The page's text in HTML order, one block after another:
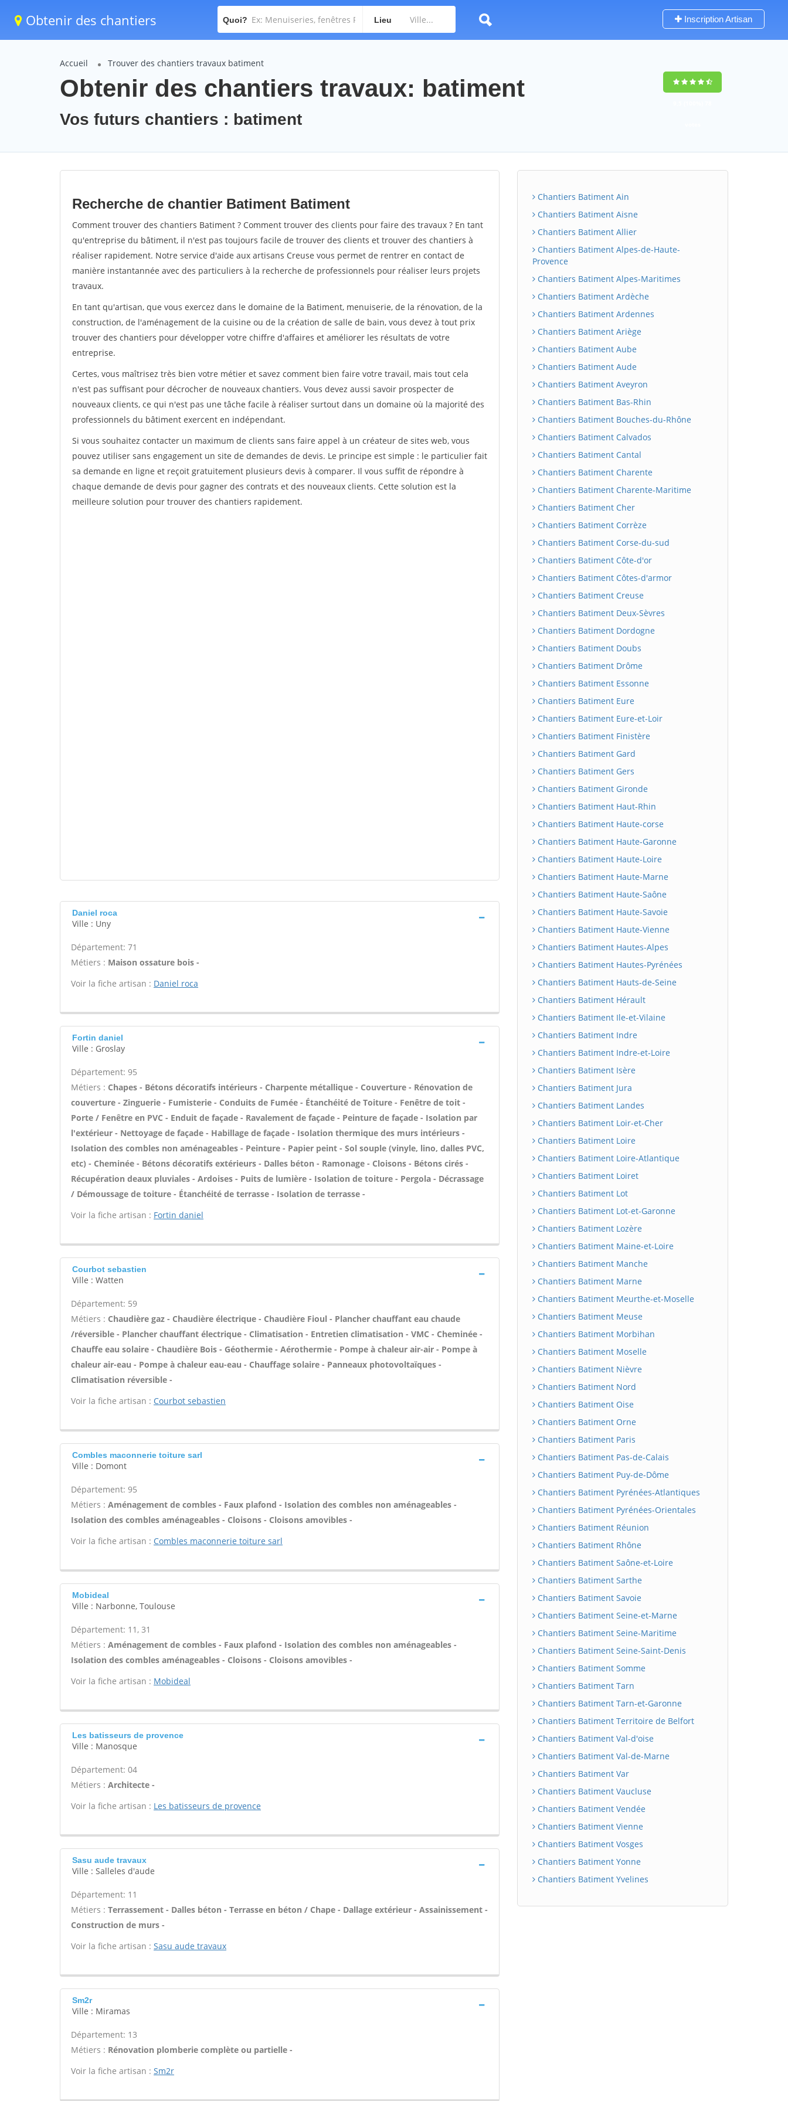
Obtenir des chantiers Quoi? Lieu Inscription Artisan
Accueil Trouver des chantiers travaux batiment
Obtenir des chantiers travaux: batiment
Vos futurs chantiers : batiment
Recherche de chantier Batiment Batiment
Comment trouver des chantiers Batiment ? Comment trouver des clients pour faire des travaux ? En tant
qu'entreprise du bâtiment, il n'est pas toujours facile de trouver des clients et trouver des chantiers à
réaliser rapidement. Notre service d'aide aux artisans Creuse vous permet de rentrer en contact de
manière instantannée avec des particuliers à la recherche de professionnels pour réaliser leurs projets
travaux.
En tant qu'artisan, que vous exercez dans le domaine de la Batiment, menuiserie, de la rénovation, de la
construction, de l'aménagement de la cuisine ou de la création de salle de bain, vous devez à tout prix
trouver des chantiers pour développer votre chiffre d'affaires et améliorer les résultats de votre
entreprise.
Certes, vous maîtrisez très bien votre métier et savez comment bien faire votre travail, mais tout cela
n'est pas suffisant pour décrocher de nouveaux chantiers. Vous devez aussi savoir prospecter de
nouveaux clients, ce qui n'est pas une tâche facile à réaliser surtout dans un domaine où la majorité des
professionnels du bâtiment exercent en indépendant.
Si vous souhaitez contacter un maximum de clients sans faire appel à un créateur de sites web, vous
pouvez utiliser sans engagement un site de demandes de devis. Le principe est simple : le particulier fait
sa demande en ligne et reçoit gratuitement plusieurs devis à comparer. Il vous suffit de répondre à
chaque demande de devis pour gagner des contrats et des nouveaux clients. Cette solution est la
meilleure solution pour trouver des chantiers rapidement.
Daniel roca
Ville : Uny
Département: 71
Métiers : Maison ossature bois -
Voir la fiche artisan : Daniel roca
Fortin daniel
Ville : Groslay
Département: 95
Métiers : Chapes - Bétons décoratifs intérieurs - Charpente métallique - Couverture - Rénovation de
couverture - Zinguerie - Fumisterie - Conduits de Fumée - Étanchéité de Toiture - Fenêtre de toit -
Porte / Fenêtre en PVC - Enduit de façade - Ravalement de façade - Peinture de façade - Isolation par
l'extérieur - Nettoyage de façade - Habillage de façade - Isolation thermique des murs intérieurs -
Isolation des combles non aménageables - Peinture - Papier peint - Sol souple (vinyle, lino, dalles PVC,
etc) - Cheminée - Bétons décoratifs extérieurs - Dalles béton - Ramonage - Cloisons - Bétons cirés -
Récupération deaux pluviales - Ardoises - Puits de lumière - Isolation de toiture - Pergola - Décrassage
/ Démoussage de toiture - Étanchéité de terrasse - Isolation de terrasse -
Voir la fiche artisan : Fortin daniel
Courbot sebastien
Ville : Watten
Département: 59
Métiers : Chaudière gaz - Chaudière électrique - Chaudière Fioul - Plancher chauffant eau chaude
/réversible - Plancher chauffant électrique - Climatisation - Entretien climatisation - VMC - Cheminée -
Chauffe eau solaire - Chaudière Bois - Géothermie - Aérothermie - Pompe à chaleur air-air - Pompe à
chaleur air-eau - Pompe à chaleur eau-eau - Chauffage solaire - Panneaux photovoltaïques -
Climatisation réversible -
Voir la fiche artisan : Courbot sebastien
Combles maconnerie toiture sarl
Ville : Domont
Département: 95
Métiers : Aménagement de combles - Faux plafond - Isolation des combles non aménageables -
Isolation des combles aménageables - Cloisons - Cloisons amovibles -
Voir la fiche artisan : Combles maconnerie toiture sarl
Mobideal
Ville : Narbonne, Toulouse
Département: 11, 31
Métiers : Aménagement de combles - Faux plafond - Isolation des combles non aménageables -
Isolation des combles aménageables - Cloisons - Cloisons amovibles -
Voir la fiche artisan : Mobideal
Les batisseurs de provence
Ville : Manosque
Département: 04
Métiers : Architecte -
Voir la fiche artisan : Les batisseurs de provence
Sasu aude travaux
Ville : Salleles d'aude
Département: 11
Métiers : Terrassement - Dalles béton - Terrasse en béton / Chape - Dallage extérieur - Assainissement -
Construction de murs -
Voir la fiche artisan : Sasu aude travaux
Sm2r
Ville : Miramas
Département: 13
Métiers : Rénovation plomberie complète ou partielle -
Voir la fiche artisan : Sm2r
Chantiers Batiment Ain
Chantiers Batiment Aisne
Chantiers Batiment Allier
Chantiers Batiment Alpes-de-Haute-
Provence
Chantiers Batiment Alpes-Maritimes
Chantiers Batiment Ardèche
Chantiers Batiment Ardennes
Chantiers Batiment Ariège
Chantiers Batiment Aube
Chantiers Batiment Aude
Chantiers Batiment Aveyron
Chantiers Batiment Bas-Rhin
Chantiers Batiment Bouches-du-Rhône
Chantiers Batiment Calvados
Chantiers Batiment Cantal
Chantiers Batiment Charente
Chantiers Batiment Charente-Maritime
Chantiers Batiment Cher
Chantiers Batiment Corrèze
Chantiers Batiment Corse-du-sud
Chantiers Batiment Côte-d'or
Chantiers Batiment Côtes-d'armor
Chantiers Batiment Creuse
Chantiers Batiment Deux-Sèvres
Chantiers Batiment Dordogne
Chantiers Batiment Doubs
Chantiers Batiment Drôme
Chantiers Batiment Essonne
Chantiers Batiment Eure
Chantiers Batiment Eure-et-Loir
Chantiers Batiment Finistère
Chantiers Batiment Gard
Chantiers Batiment Gers
Chantiers Batiment Gironde
Chantiers Batiment Haut-Rhin
Chantiers Batiment Haute-corse
Chantiers Batiment Haute-Garonne
Chantiers Batiment Haute-Loire
Chantiers Batiment Haute-Marne
Chantiers Batiment Haute-Saône
Chantiers Batiment Haute-Savoie
Chantiers Batiment Haute-Vienne
Chantiers Batiment Hautes-Alpes
Chantiers Batiment Hautes-Pyrénées
Chantiers Batiment Hauts-de-Seine
Chantiers Batiment Hérault
Chantiers Batiment Ile-et-Vilaine
Chantiers Batiment Indre
Chantiers Batiment Indre-et-Loire
Chantiers Batiment Isère
Chantiers Batiment Jura
Chantiers Batiment Landes
Chantiers Batiment Loir-et-Cher
Chantiers Batiment Loire
Chantiers Batiment Loire-Atlantique
Chantiers Batiment Loiret
Chantiers Batiment Lot
Chantiers Batiment Lot-et-Garonne
Chantiers Batiment Lozère
Chantiers Batiment Maine-et-Loire
Chantiers Batiment Manche
Chantiers Batiment Marne
Chantiers Batiment Meurthe-et-Moselle
Chantiers Batiment Meuse
Chantiers Batiment Morbihan
Chantiers Batiment Moselle
Chantiers Batiment Nièvre
Chantiers Batiment Nord
Chantiers Batiment Oise
Chantiers Batiment Orne
Chantiers Batiment Paris
Chantiers Batiment Pas-de-Calais
Chantiers Batiment Puy-de-Dôme
Chantiers Batiment Pyrénées-Atlantiques
Chantiers Batiment Pyrénées-Orientales
Chantiers Batiment Réunion
Chantiers Batiment Rhône
Chantiers Batiment Saône-et-Loire
Chantiers Batiment Sarthe
Chantiers Batiment Savoie
Chantiers Batiment Seine-et-Marne
Chantiers Batiment Seine-Maritime
Chantiers Batiment Seine-Saint-Denis
Chantiers Batiment Somme
Chantiers Batiment Tarn
Chantiers Batiment Tarn-et-Garonne
Chantiers Batiment Territoire de Belfort
Chantiers Batiment Val-d'oise
Chantiers Batiment Val-de-Marne
Chantiers Batiment Var
Chantiers Batiment Vaucluse
Chantiers Batiment Vendée
Chantiers Batiment Vienne
Chantiers Batiment Vosges
Chantiers Batiment Yonne
Chantiers Batiment Yvelines